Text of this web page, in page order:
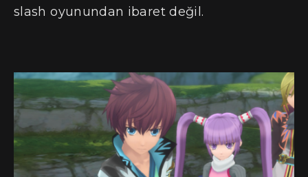
slash oyunundan ibaret değil.